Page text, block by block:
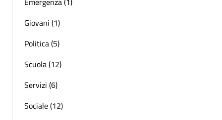
Giovani (1)
Politica (5)
Scuola (12)
Servizi (6)
Sociale (12)